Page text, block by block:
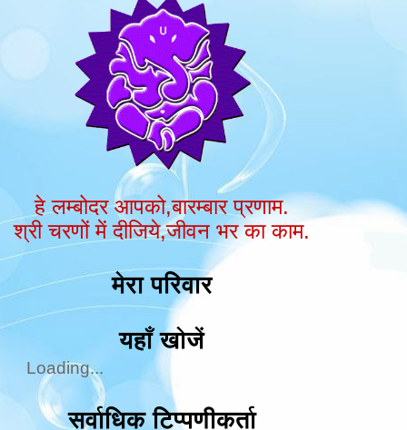
हे लम्बोदर आपको,बारम्बार प्रणाम.
श्री चरणों में दीजिये,जीवन भर का काम.
मेरा परिवार
यहाँ खोजें
Loading...
सर्वाधिक टिप्पणीकर्ता